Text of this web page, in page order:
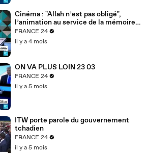
Cinéma : "Allah n’est pas obligé",
l’animation au service de la mémoire
des enfants-soldats
FRANCE 24
il y a 4 mois
ON VA PLUS LOIN 23 03
FRANCE 24
il y a 5 mois
ITW porte parole du gouvernement
tchadien
FRANCE 24
il y a 5 mois